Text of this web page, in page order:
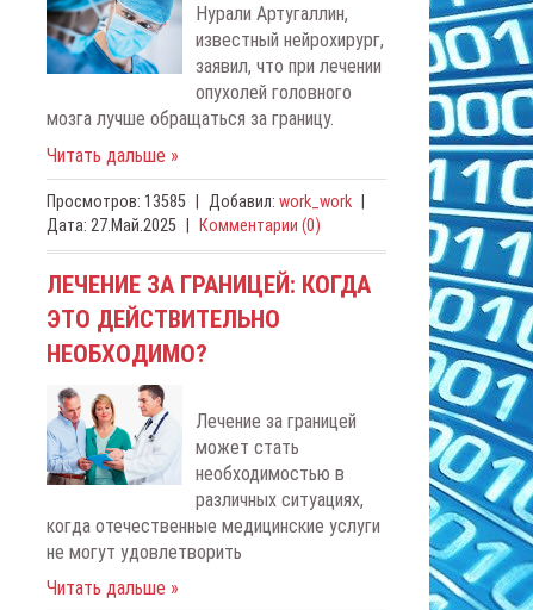
Нурали Артугаллин,
известный нейрохирург,
заявил, что при лечении
опухолей головного
мозга лучше обращаться за границу.
Читать дальше »
Просмотров: 13585 Добавил: work_work
Дата: 27.Май.2025 Комментарии (0)
ЛЕЧЕНИЕ ЗА ГРАНИЦЕЙ: КОГДА
ЭТО ДЕЙСТВИТЕЛЬНО
НЕОБХОДИМО?
Лечение за границей
может стать
необходимостью в
различных ситуациях,
когда отечественные медицинские услуги
не могут удовлетворить
Читать дальше »